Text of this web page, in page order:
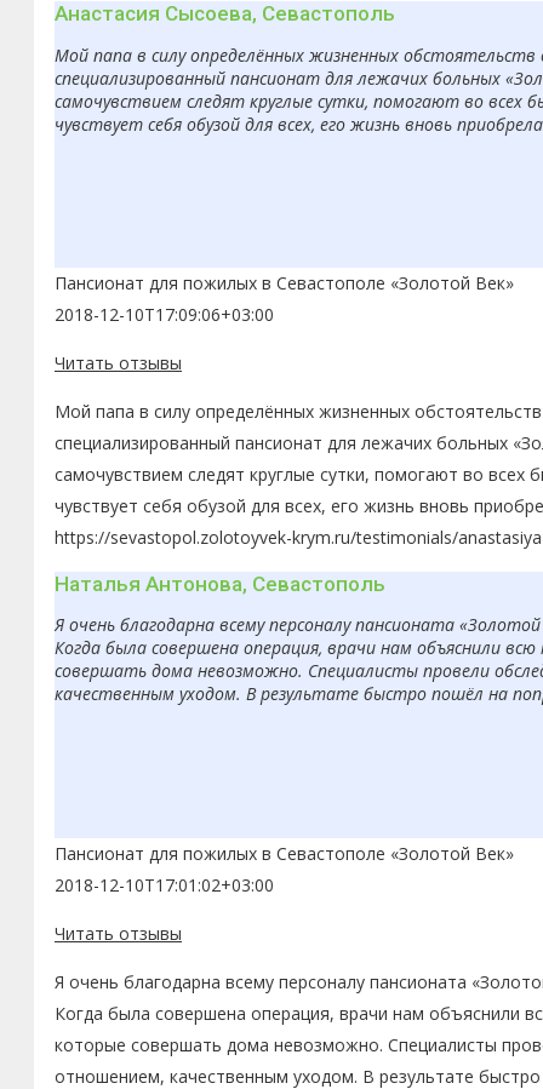
Анастасия Сысоева, Севастополь
Мой папа в силу определённых жизненных
специализированный пансионат для лежачих больных
самочувствием следят круглые сутки, помогают во всех
чувствует себя обузой для всех, его жизнь вновь
Пансионат для пожилых в Севастополе «Золотой Век»
2018-12-10T17:09:06+03:00
Читать отзывы
Мой папа в силу определённых жизненных
специализированный пансионат для лежачих больных
самочувствием следят круглые сутки, помогают во
чувствует себя обузой для всех, его жизнь вновь
https://sevastopol.zolotoyvek-krym.ru/testimonials/
Наталья Антонова, Севастополь
Я очень благодарна всему персоналу пансионата
Когда была совершена операция, врачи нам объяснили
совершать дома невозможно. Специалисты провели
качественным уходом. В результате быстро пошёл на
Пансионат для пожилых в Севастополе «Золотой Век»
2018-12-10T17:01:02+03:00
Читать отзывы
Я очень благодарна всему персоналу пансионата
Когда была совершена операция, врачи нам объяснили
которые совершать дома невозможно. Специалисты
отношением, качественным уходом. В результате